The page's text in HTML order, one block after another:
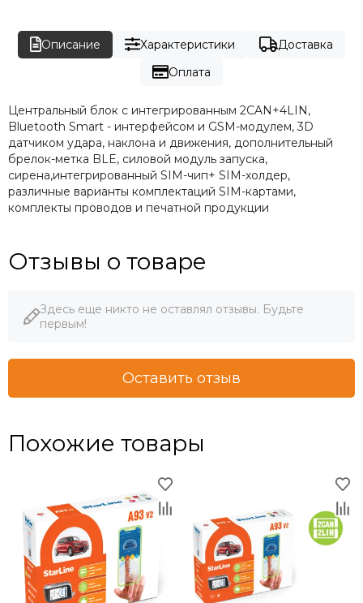
Описание Характеристики
Доставка
Оплата
Центральный блок с интегрированным 2CAN+4LIN,
Bluetooth Smart - интерфейсом и GSM-модулем, 3D
датчиком удара, наклона и движения, дополнительный
брелок-метка BLE, силовой модуль запуска,
сирена,интегрированный SIM-чип+ SIM-холдер,
различные варианты комплектаций SIM-картами,
комплекты проводов и печатной продукции
Отзывы о товаре
Здесь еще никто не оставлял отзывы. Будьте
первым!
Оставить отзыв
Похожие товары